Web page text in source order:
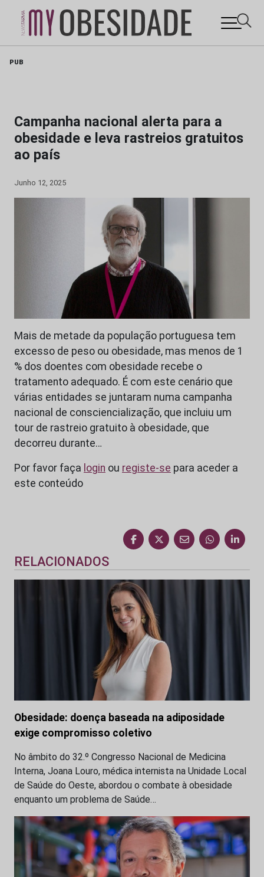
PUB
Campanha nacional alerta para a
obesidade e leva rastreios gratuitos
ao país
Junho 12, 2025
Mais de metade da população portuguesa tem
excesso de peso ou obesidade, mas menos de 1
% dos doentes com obesidade recebe o
tratamento adequado. É com este cenário que
várias entidades se juntaram numa campanha
nacional de consciencialização, que incluiu um
tour de rastreio gratuito à obesidade, que
decorreu durante…
Por favor faça login ou registe-se para aceder a
este conteúdo
RELACIONADOS
Obesidade: doença baseada na adiposidade
exige compromisso coletivo
No âmbito do 32.º Congresso Nacional de Medicina
Interna, Joana Louro, médica internista na Unidade Local
de Saúde do Oeste, abordou o combate à obesidade
enquanto um problema de Saúde…